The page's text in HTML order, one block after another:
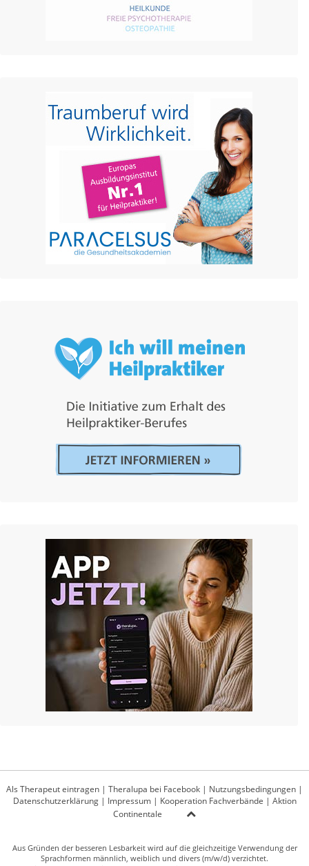
Als Therapeut eintragen | Theralupa bei Facebook | Nutzungsbedingungen |
Datenschutzerklärung| Impressum| Kooperation Fachverbände | Aktion
Continentale
Aus Gründen der besseren Lesbarkeit wird auf die gleichzeitige Verwendung der
Sprachformen männlich, weiblich und divers (m/w/d) verzichtet.